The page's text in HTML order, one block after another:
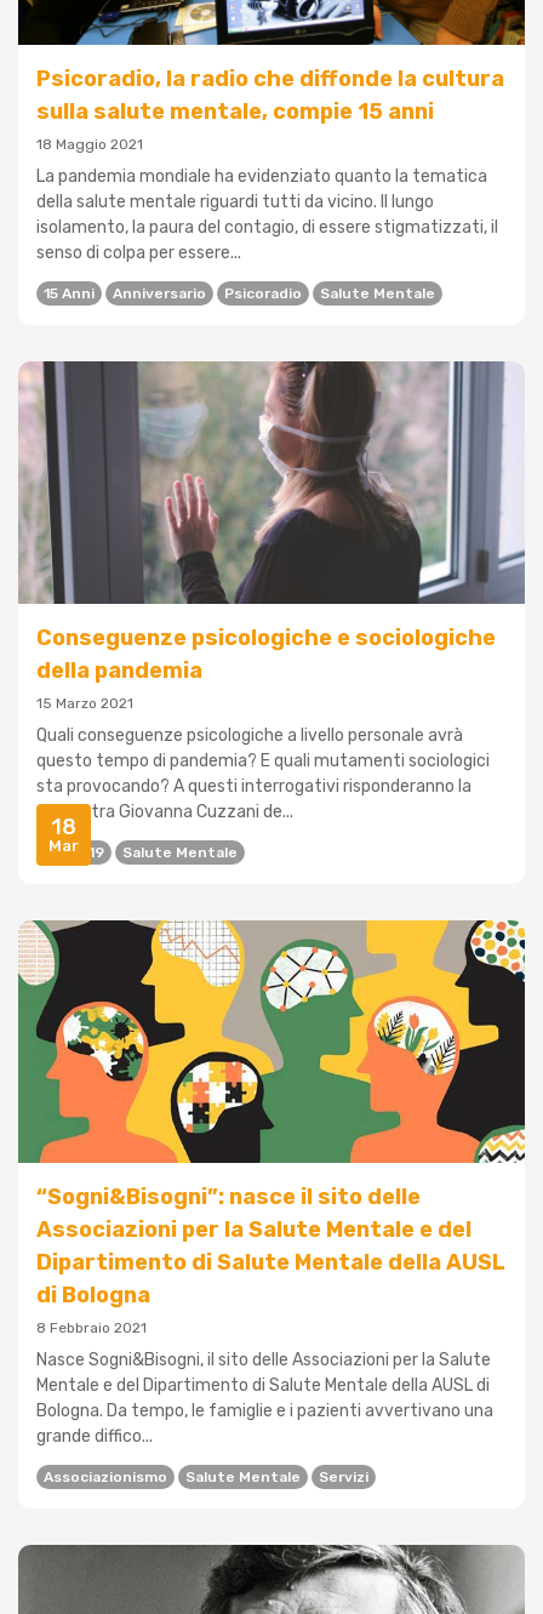
Psicoradio, la radio che diffonde la cultura
sulla salute mentale, compie 15 anni
18 Maggio 2021
La pandemia mondiale ha evidenziato quanto la tematica
della salute mentale riguardi tutti da vicino. Il lungo
isolamento, la paura del contagio, di essere stigmatizzati, il
senso di colpa per essere...
15 Anni Anniversario Psicoradio Salute Mentale
18
Mar
Conseguenze psicologiche e sociologiche
della pandemia
15 Marzo 2021
Quali conseguenze psicologiche a livello personale avrà
questo tempo di pandemia? E quali mutamenti sociologici
sta provocando? A questi interrogativi risponderanno la
psichiatra Giovanna Cuzzani de...
Covid 19 Salute Mentale
“Sogni&Bisogni”: nasce il sito delle
Associazioni per la Salute Mentale e del
Dipartimento di Salute Mentale della AUSL
di Bologna
8 Febbraio 2021
Nasce Sogni&Bisogni, il sito delle Associazioni per la Salute
Mentale e del Dipartimento di Salute Mentale della AUSL di
Bologna. Da tempo, le famiglie e i pazienti avvertivano una
grande diffico...
Associazionismo Salute Mentale Servizi